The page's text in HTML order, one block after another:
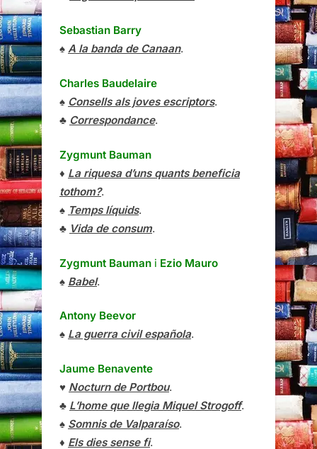
Sebastian Barry
♠ A la banda de Canaan.
Charles Baudelaire
♠ Consells als joves escriptors.
♣ Correspondance.
Zygmunt Bauman
♦ La riquesa d’uns quants beneficia
tothom?.
♠ Temps líquids.
♣ Vida de consum.
Zygmunt Bauman i Ezio Mauro
♠ Babel.
Antony Beevor
♠ La guerra civil española.
Jaume Benavente
♥ Nocturn de Portbou.
♣ L’home que llegia Miquel Strogoff.
♠ Somnis de Valparaíso.
♦ Els dies sense fi.